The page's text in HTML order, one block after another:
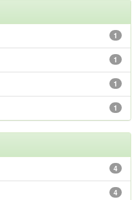
1
1
1
1
4
4